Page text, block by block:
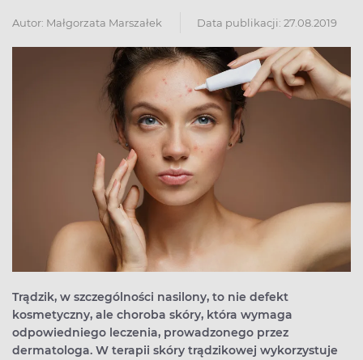
Autor: Małgorzata Marszałek Data publikacji: 27.08.2019
Trądzik, w szczególności nasilony, to nie defekt
kosmetyczny, ale choroba skóry, która wymaga
odpowiedniego leczenia, prowadzonego przez
dermatologa. W terapii skóry trądzikowej wykorzystuje